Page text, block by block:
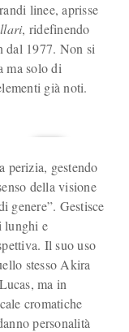
linee, aprisse
, ridefinendo
dal 1977. Non si
ma solo di
già noti.
gestendo
della visione
genere”. Gestisce
lunghi e
Il suo uso
stesso Akira
ma in
cromatiche
personalità